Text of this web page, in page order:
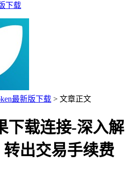
下载
最新版下载 > 文章正文
下载连接-深入解
转出交易手续费